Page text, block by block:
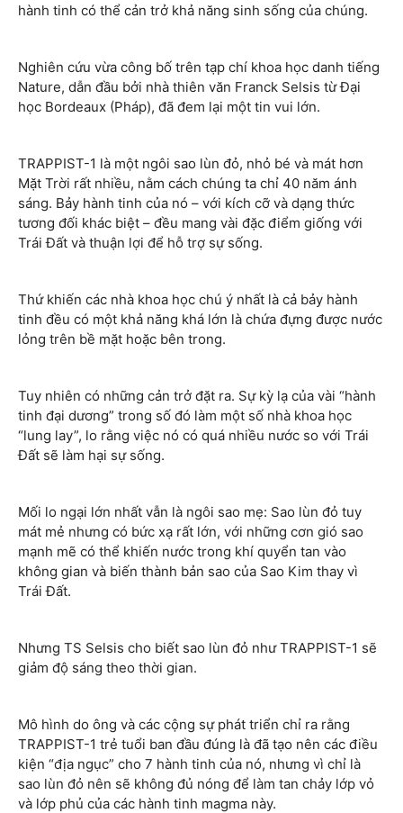
hành tinh có thể cản trở khả năng sinh sống của chúng.
Nghiên cứu vừa công bố trên tạp chí khoa học danh tiếng
Nature, dẫn đầu bởi nhà thiên văn Franck Selsis từ Đại
học Bordeaux (Pháp), đã đem lại một tin vui lớn.
TRAPPIST-1 là một ngôi sao lùn đỏ, nhỏ bé và mát hơn
Mặt Trời rất nhiều, nằm cách chúng ta chỉ 40 năm ánh
sáng. Bảy hành tinh của nó – với kích cỡ và dạng thức
tương đối khác biệt – đều mang vài đặc điểm giống với
Trái Đất và thuận lợi để hỗ trợ sự sống.
Thứ khiến các nhà khoa học chú ý nhất là cả bảy hành
tinh đều có một khả năng khá lớn là chứa đựng được nước
lỏng trên bề mặt hoặc bên trong.
Tuy nhiên có những cản trở đặt ra. Sự kỳ lạ của vài “hành
tinh đại dương” trong số đó làm một số nhà khoa học
“lung lay”, lo rằng việc nó có quá nhiều nước so với Trái
Đất sẽ làm hại sự sống.
Mối lo ngại lớn nhất vẫn là ngôi sao mẹ: Sao lùn đỏ tuy
mát mẻ nhưng có bức xạ rất lớn, với những cơn gió sao
mạnh mẽ có thể khiến nước trong khí quyển tan vào
không gian và biến thành bản sao của Sao Kim thay vì
Trái Đất.
Nhưng TS Selsis cho biết sao lùn đỏ như TRAPPIST-1 sẽ
giảm độ sáng theo thời gian.
Mô hình do ông và các cộng sự phát triển chỉ ra rằng
TRAPPIST-1 trẻ tuổi ban đầu đúng là đã tạo nên các điều
kiện “địa ngục” cho 7 hành tinh của nó, nhưng vì chỉ là
sao lùn đỏ nên sẽ không đủ nóng để làm tan chảy lớp vỏ
và lớp phủ của các hành tinh magma này.